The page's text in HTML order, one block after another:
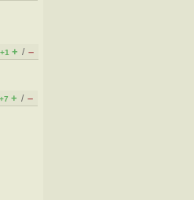
+1 + / –
+7 + / –